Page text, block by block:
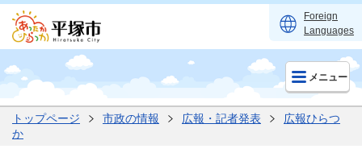
Foreign
Languages
メニュー
トップページ 市政の情報 広報・記者発表
広報ひらつ
か